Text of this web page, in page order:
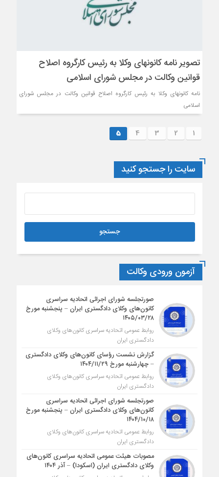
تصویر نامه کانونهای وکلا به رئیس کارگروه اصلاح
قوانین وکالت در مجلس شورای اسلامی
نامه کانونهای وکلا به رئیس کارگروه اصلاح قوانین وکالت در مجلس شورای
اسلامی
1
2
3
4
5
سایت را جستجو کنید
آزمون ورودی وکالت
صورتجلسه شورای اجرائی اتحادیه سراسری
کانون‌های وکلای دادگستری ایران – پنجشنبه مورخ
۱۴۰۵/۰۳/۲۸
روابط عمومی اتحادیه سراسری کانون‌های وکلای
دادگستری ایران
گزارش نشست رؤسای کانون‌های وکلای دادگستری
– چهارشنبه مورخ ۱۴۰۴/۱۱/۲۹
روابط عمومی اتحادیه سراسری کانون‌های وکلای
دادگستری ایران
صورتجلسه شورای اجرائی اتحادیه سراسری
کانون‌های وکلای دادگستری ایران – پنجشنبه مورخ
۱۴۰۴/۱۰/۱۸
روابط عمومی اتحادیه سراسری کانون‌های وکلای
دادگستری ایران
مصوبات هیئت عمومی اتحادیه سراسری کانون‌های
وکلای دادگستری ایران (اسکودا) – آذر ۱۴۰۴